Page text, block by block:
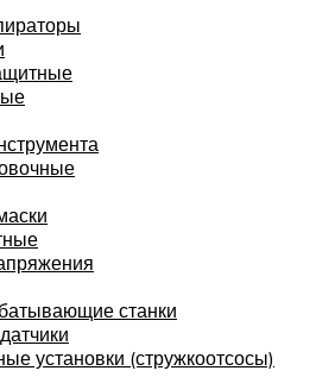
станки
установки (стружкоотсосы)